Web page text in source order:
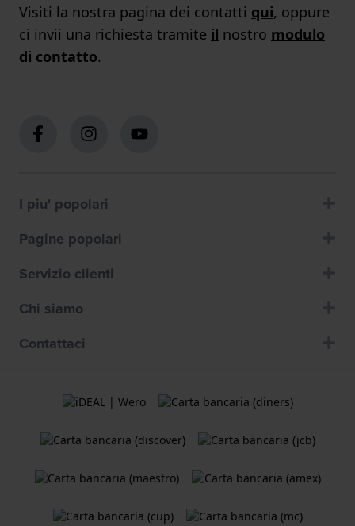
Visiti la nostra pagina dei contatti qui, oppure
ci invii una richiesta tramite il nostro modulo
di contatto.
I piu' popolari
Pagine popolari
Servizio clienti
Chi siamo
Contattaci